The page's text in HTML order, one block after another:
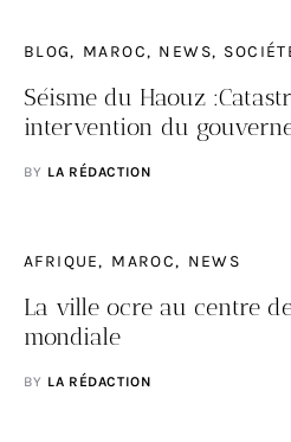
BLOG MAROC NEWS
Séisme du Haouz
intervention du
BY LA RÉDACTION
AFRIQUE MAROC NEWS
La ville ocre au centre
mondiale
BY LA RÉDACTION